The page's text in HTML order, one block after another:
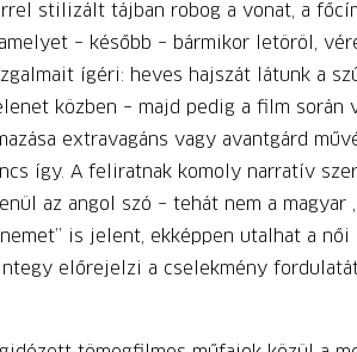
stilizált tájban robog a vonat, a
– később – bármikor letöröl,
ígéri: heves hajszát látunk a
közben – majd pedig a film
extravagáns vagy avantgárd
így. A feliratnak komoly nar­ratív
az angol szó – tehát nem a magyar
nemet” is jelent, ekképpen utalhat a
előrejelzi a cselekmény